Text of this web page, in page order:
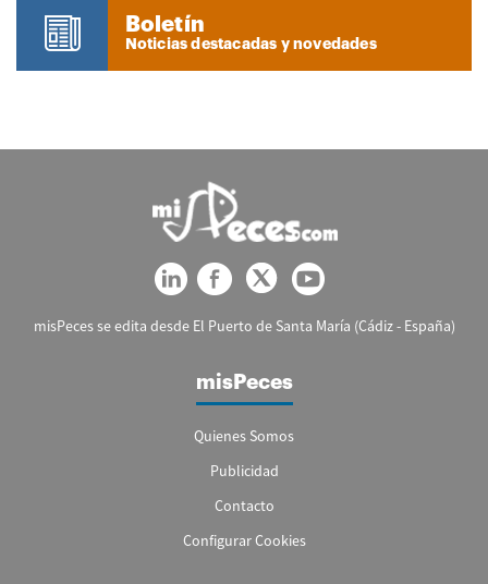
Boletín
Noticias destacadas y novedades
misPeces se edita desde El Puerto de Santa María (Cádiz - España)
misPeces
Quienes Somos
Publicidad
Contacto
Configurar Cookies